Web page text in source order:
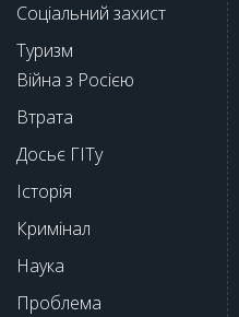
Соціальний захист
Туризм
Війна з Росією
Втрата
Досьє ГІТу
Історія
Кримінал
Наука
Проблема